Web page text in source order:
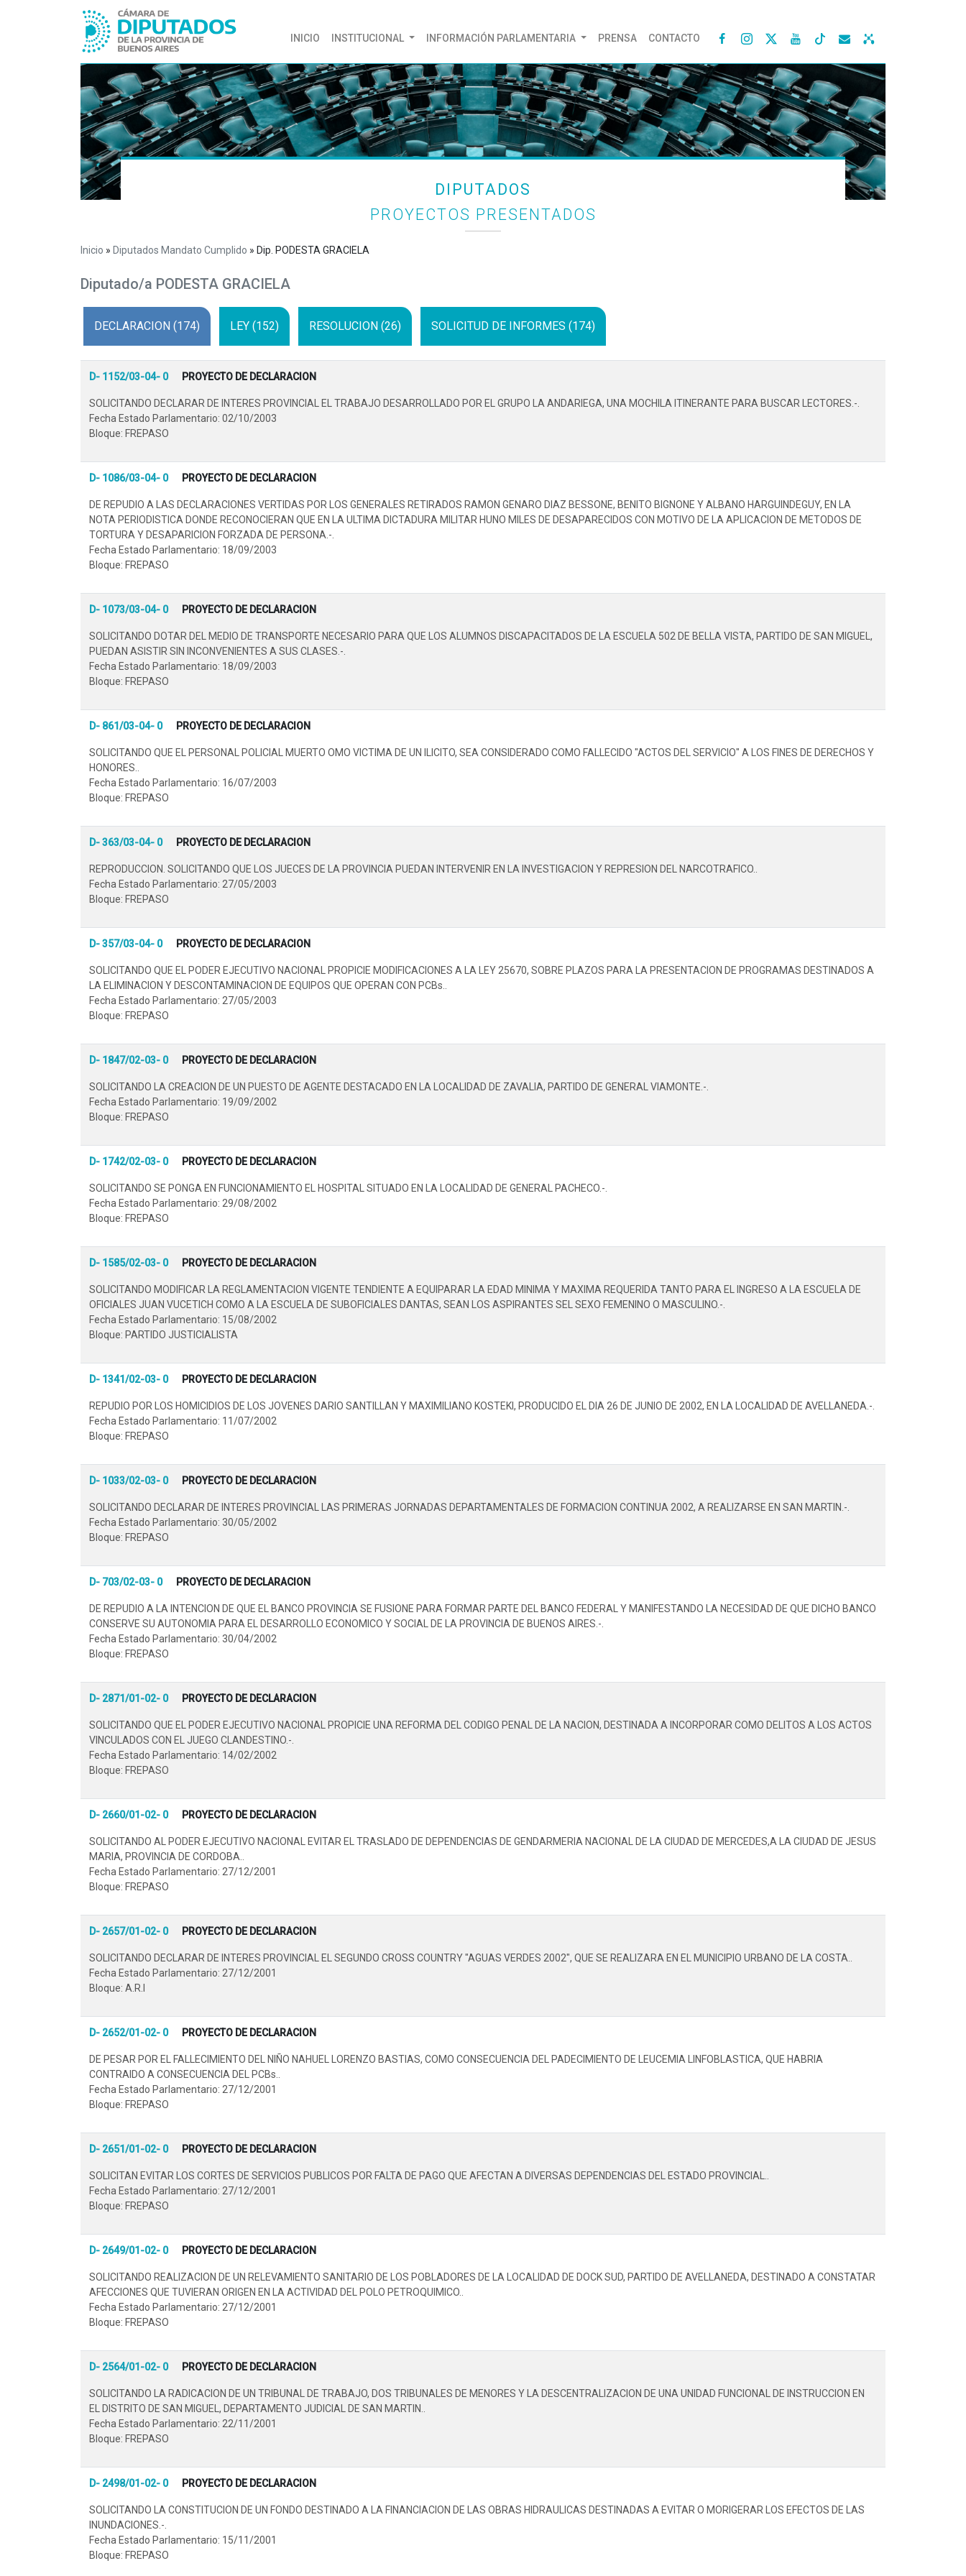
INICIO (CURRENT)
INSTITUCIONAL INFORMACIÓN PARLAMENTARIA PRENSA CONTACTO    
DIPUTADOS
PROYECTOS PRESENTADOS
Inicio » Diputados Mandato Cumplido » Dip. PODESTA GRACIELA
Diputado/a PODESTA GRACIELA
DECLARACION (174) LEY (152) RESOLUCION (26) SOLICITUD DE INFORMES (174)
D- 1152/03-04- 0 PROYECTO DE DECLARACION
SOLICITANDO DECLARAR DE INTERES PROVINCIAL EL TRABAJO DESARROLLADO POR EL GRUPO LA ANDARIEGA, UNA MOCHILA ITINERANTE PARA BUSCAR LECTORES.-.
Fecha Estado Parlamentario: 02/10/2003
Bloque: FREPASO
D- 1086/03-04- 0 PROYECTO DE DECLARACION
DE REPUDIO A LAS DECLARACIONES VERTIDAS POR LOS GENERALES RETIRADOS RAMON GENARO DIAZ BESSONE, BENITO BIGNONE Y ALBANO HARGUINDEGUY, EN LA
NOTA PERIODISTICA DONDE RECONOCIERAN QUE EN LA ULTIMA DICTADURA MILITAR HUNO MILES DE DESAPARECIDOS CON MOTIVO DE LA APLICACION DE METODOS DE
TORTURA Y DESAPARICION FORZADA DE PERSONA.-.
Fecha Estado Parlamentario: 18/09/2003
Bloque: FREPASO
D- 1073/03-04- 0 PROYECTO DE DECLARACION
SOLICITANDO DOTAR DEL MEDIO DE TRANSPORTE NECESARIO PARA QUE LOS ALUMNOS DISCAPACITADOS DE LA ESCUELA 502 DE BELLA VISTA, PARTIDO DE SAN MIGUEL,
PUEDAN ASISTIR SIN INCONVENIENTES A SUS CLASES.-.
Fecha Estado Parlamentario: 18/09/2003
Bloque: FREPASO
D- 861/03-04- 0 PROYECTO DE DECLARACION
SOLICITANDO QUE EL PERSONAL POLICIAL MUERTO OMO VICTIMA DE UN ILICITO, SEA CONSIDERADO COMO FALLECIDO "ACTOS DEL SERVICIO" A LOS FINES DE DERECHOS Y
HONORES..
Fecha Estado Parlamentario: 16/07/2003
Bloque: FREPASO
D- 363/03-04- 0 PROYECTO DE DECLARACION
REPRODUCCION. SOLICITANDO QUE LOS JUECES DE LA PROVINCIA PUEDAN INTERVENIR EN LA INVESTIGACION Y REPRESION DEL NARCOTRAFICO..
Fecha Estado Parlamentario: 27/05/2003
Bloque: FREPASO
D- 357/03-04- 0 PROYECTO DE DECLARACION
SOLICITANDO QUE EL PODER EJECUTIVO NACIONAL PROPICIE MODIFICACIONES A LA LEY 25670, SOBRE PLAZOS PARA LA PRESENTACION DE PROGRAMAS DESTINADOS A
LA ELIMINACION Y DESCONTAMINACION DE EQUIPOS QUE OPERAN CON PCBs..
Fecha Estado Parlamentario: 27/05/2003
Bloque: FREPASO
D- 1847/02-03- 0 PROYECTO DE DECLARACION
SOLICITANDO LA CREACION DE UN PUESTO DE AGENTE DESTACADO EN LA LOCALIDAD DE ZAVALIA, PARTIDO DE GENERAL VIAMONTE.-.
Fecha Estado Parlamentario: 19/09/2002
Bloque: FREPASO
D- 1742/02-03- 0 PROYECTO DE DECLARACION
SOLICITANDO SE PONGA EN FUNCIONAMIENTO EL HOSPITAL SITUADO EN LA LOCALIDAD DE GENERAL PACHECO.-.
Fecha Estado Parlamentario: 29/08/2002
Bloque: FREPASO
D- 1585/02-03- 0 PROYECTO DE DECLARACION
SOLICITANDO MODIFICAR LA REGLAMENTACION VIGENTE TENDIENTE A EQUIPARAR LA EDAD MINIMA Y MAXIMA REQUERIDA TANTO PARA EL INGRESO A LA ESCUELA DE
OFICIALES JUAN VUCETICH COMO A LA ESCUELA DE SUBOFICIALES DANTAS, SEAN LOS ASPIRANTES SEL SEXO FEMENINO O MASCULINO.-.
Fecha Estado Parlamentario: 15/08/2002
Bloque: PARTIDO JUSTICIALISTA
D- 1341/02-03- 0 PROYECTO DE DECLARACION
REPUDIO POR LOS HOMICIDIOS DE LOS JOVENES DARIO SANTILLAN Y MAXIMILIANO KOSTEKI, PRODUCIDO EL DIA 26 DE JUNIO DE 2002, EN LA LOCALIDAD DE AVELLANEDA.-.
Fecha Estado Parlamentario: 11/07/2002
Bloque: FREPASO
D- 1033/02-03- 0 PROYECTO DE DECLARACION
SOLICITANDO DECLARAR DE INTERES PROVINCIAL LAS PRIMERAS JORNADAS DEPARTAMENTALES DE FORMACION CONTINUA 2002, A REALIZARSE EN SAN MARTIN.-.
Fecha Estado Parlamentario: 30/05/2002
Bloque: FREPASO
D- 703/02-03- 0 PROYECTO DE DECLARACION
DE REPUDIO A LA INTENCION DE QUE EL BANCO PROVINCIA SE FUSIONE PARA FORMAR PARTE DEL BANCO FEDERAL Y MANIFESTANDO LA NECESIDAD DE QUE DICHO BANCO
CONSERVE SU AUTONOMIA PARA EL DESARROLLO ECONOMICO Y SOCIAL DE LA PROVINCIA DE BUENOS AIRES.-.
Fecha Estado Parlamentario: 30/04/2002
Bloque: FREPASO
D- 2871/01-02- 0 PROYECTO DE DECLARACION
SOLICITANDO QUE EL PODER EJECUTIVO NACIONAL PROPICIE UNA REFORMA DEL CODIGO PENAL DE LA NACION, DESTINADA A INCORPORAR COMO DELITOS A LOS ACTOS
VINCULADOS CON EL JUEGO CLANDESTINO.-.
Fecha Estado Parlamentario: 14/02/2002
Bloque: FREPASO
D- 2660/01-02- 0 PROYECTO DE DECLARACION
SOLICITANDO AL PODER EJECUTIVO NACIONAL EVITAR EL TRASLADO DE DEPENDENCIAS DE GENDARMERIA NACIONAL DE LA CIUDAD DE MERCEDES,A LA CIUDAD DE JESUS
MARIA, PROVINCIA DE CORDOBA..
Fecha Estado Parlamentario: 27/12/2001
Bloque: FREPASO
D- 2657/01-02- 0 PROYECTO DE DECLARACION
SOLICITANDO DECLARAR DE INTERES PROVINCIAL EL SEGUNDO CROSS COUNTRY "AGUAS VERDES 2002", QUE SE REALIZARA EN EL MUNICIPIO URBANO DE LA COSTA..
Fecha Estado Parlamentario: 27/12/2001
Bloque: A.R.I
D- 2652/01-02- 0 PROYECTO DE DECLARACION
DE PESAR POR EL FALLECIMIENTO DEL NIÑO NAHUEL LORENZO BASTIAS, COMO CONSECUENCIA DEL PADECIMIENTO DE LEUCEMIA LINFOBLASTICA, QUE HABRIA
CONTRAIDO A CONSECUENCIA DEL PCBs..
Fecha Estado Parlamentario: 27/12/2001
Bloque: FREPASO
D- 2651/01-02- 0 PROYECTO DE DECLARACION
SOLICITAN EVITAR LOS CORTES DE SERVICIOS PUBLICOS POR FALTA DE PAGO QUE AFECTAN A DIVERSAS DEPENDENCIAS DEL ESTADO PROVINCIAL..
Fecha Estado Parlamentario: 27/12/2001
Bloque: FREPASO
D- 2649/01-02- 0 PROYECTO DE DECLARACION
SOLICITANDO REALIZACION DE UN RELEVAMIENTO SANITARIO DE LOS POBLADORES DE LA LOCALIDAD DE DOCK SUD, PARTIDO DE AVELLANEDA, DESTINADO A CONSTATAR
AFECCIONES QUE TUVIERAN ORIGEN EN LA ACTIVIDAD DEL POLO PETROQUIMICO..
Fecha Estado Parlamentario: 27/12/2001
Bloque: FREPASO
D- 2564/01-02- 0 PROYECTO DE DECLARACION
SOLICITANDO LA RADICACION DE UN TRIBUNAL DE TRABAJO, DOS TRIBUNALES DE MENORES Y LA DESCENTRALIZACION DE UNA UNIDAD FUNCIONAL DE INSTRUCCION EN
EL DISTRITO DE SAN MIGUEL, DEPARTAMENTO JUDICIAL DE SAN MARTIN..
Fecha Estado Parlamentario: 22/11/2001
Bloque: FREPASO
D- 2498/01-02- 0 PROYECTO DE DECLARACION
SOLICITANDO LA CONSTITUCION DE UN FONDO DESTINADO A LA FINANCIACION DE LAS OBRAS HIDRAULICAS DESTINADAS A EVITAR O MORIGERAR LOS EFECTOS DE LAS
INUNDACIONES.-.
Fecha Estado Parlamentario: 15/11/2001
Bloque: FREPASO